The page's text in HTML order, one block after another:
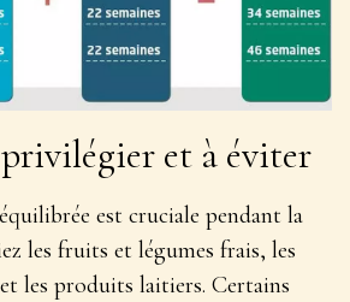
et à éviter
est cruciale pendant la
les fruits et légumes frais, les
les produits laitiers. Certains